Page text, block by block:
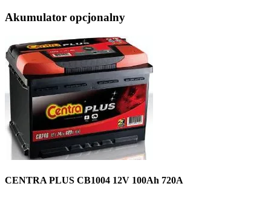
Akumulator opcjonalny
CENTRA PLUS CB1004 12V 100Ah 720A